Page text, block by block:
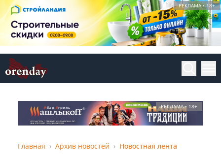
РЕКЛАМА • 18+
РЕКЛАМА • 18+
Главная Архив новостей Новостная лента